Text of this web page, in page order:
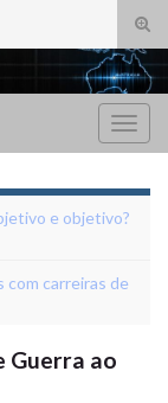
de
e objetivo?
com carreiras de
Guerra ao